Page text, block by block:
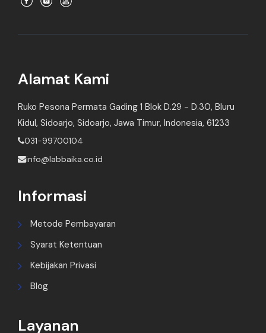
Alamat Kami
Ruko Pesona Permata Gading 1 Blok D.29 - D.30, Bluru
Kidul, Sidoarjo, Sidoarjo, Jawa Timur, Indonesia, 61233
031-99700104
info@labbaika.co.id
Informasi
Metode Pembayaran
Syarat Ketentuan
Kebijakan Privasi
Blog
Layanan